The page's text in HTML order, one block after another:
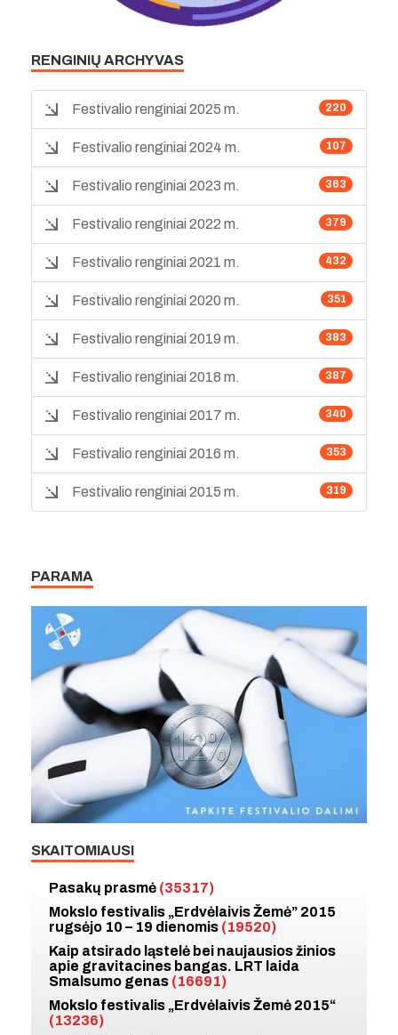
RENGINIŲ ARCHYVAS
220
Festivalio renginiai 2025 m.
107
Festivalio renginiai 2024 m.
363
Festivalio renginiai 2023 m.
379
Festivalio renginiai 2022 m.
432
Festivalio renginiai 2021 m.
351
Festivalio renginiai 2020 m.
383
Festivalio renginiai 2019 m.
387
Festivalio renginiai 2018 m.
340
Festivalio renginiai 2017 m.
353
Festivalio renginiai 2016 m.
319
Festivalio renginiai 2015 m.
PARAMA
SKAITOMIAUSI
Pasakų prasmė (35317)
Mokslo festivalis „Erdvėlaivis Žemė” 2015
rugsėjo 10 – 19 dienomis (19520)
Kaip atsirado ląstelė bei naujausios žinios
apie gravitacines bangas. LRT laida
Smalsumo genas (16691)
Mokslo festivalis „Erdvėlaivis Žemė 2015“
(13236)